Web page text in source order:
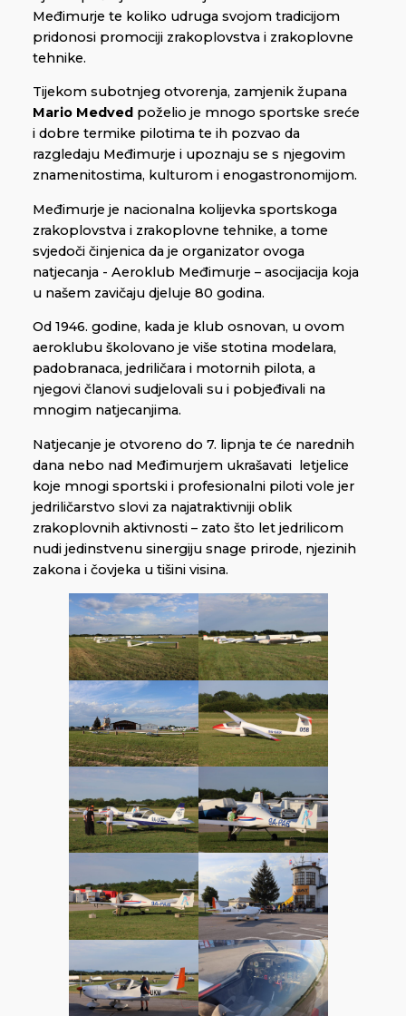
Međimurje te koliko udruga svojom tradicijom
pridonosi promociji zrakoplovstva i zrakoplovne
tehnike.
Tijekom subotnjeg otvorenja, zamjenik župana
Mario Medved poželio je mnogo sportske sreće
i dobre termike pilotima te ih pozvao da
razgledaju Međimurje i upoznaju se s njegovim
znamenitostima, kulturom i enogastronomijom.
Međimurje je nacionalna kolijevka sportskoga
zrakoplovstva i zrakoplovne tehnike, a tome
svjedoči činjenica da je organizator ovoga
natjecanja - Aeroklub Međimurje – asocijacija koja
u našem zavičaju djeluje 80 godina.
Od 1946. godine, kada je klub osnovan, u ovom
aeroklubu školovano je više stotina modelara,
padobranaca, jedriličara i motornih pilota, a
njegovi članovi sudjelovali su i pobjeđivali na
mnogim natjecanjima.
Natjecanje je otvoreno do 7. lipnja te će narednih
dana nebo nad Međimurjem ukrašavati letjelice
koje mnogi sportski i profesionalni piloti vole jer
jedriličarstvo slovi za najatraktivniji oblik
zrakoplovnih aktivnosti – zato što let jedrilicom
nudi jedinstvenu sinergiju snage prirode, njezinih
zakona i čovjeka u tišini visina.